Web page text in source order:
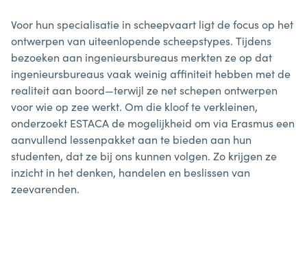
Voor hun specialisatie in scheepvaart ligt de focus op het
ontwerpen van uiteenlopende scheepstypes. Tijdens
bezoeken aan ingenieursbureaus merkten ze op dat
ingenieursbureaus vaak weinig affiniteit hebben met de
realiteit aan boord—terwijl ze net schepen ontwerpen
voor wie op zee werkt. Om die kloof te verkleinen,
onderzoekt ESTACA de mogelijkheid om via Erasmus een
aanvullend lessenpakket aan te bieden aan hun
studenten, dat ze bij ons kunnen volgen. Zo krijgen ze
inzicht in het denken, handelen en beslissen van
zeevarenden.